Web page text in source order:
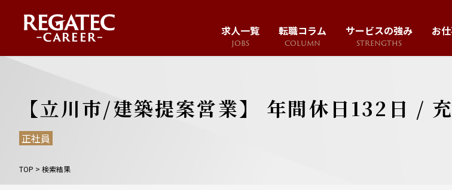
求人一覧
JOBS
転職コラム
COLUMN
サービスの強み
STRENGTHS
お
【立川市/建築提案営業】 年間休日132日 /
正社員
TOP > 検索結果